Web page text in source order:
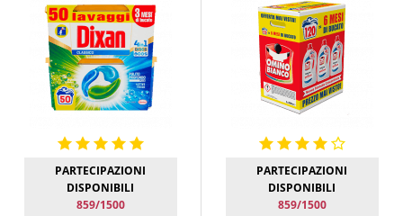
PARTECIPAZIONI
DISPONIBILI
859/1500
PARTECIPAZIONI
DISPONIBILI
859/1500